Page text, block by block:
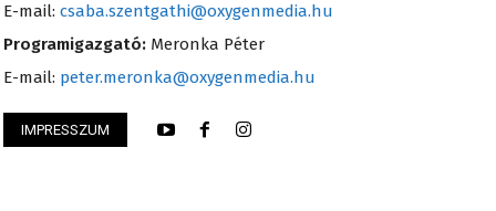
Mária – értékesítési vezető – 2014
E-mail: csaba.szentgathi@oxygenmedia.hu
Programigazgató: Meronka Péter
E-mail: peter.meronka@oxygenmedia.hu
IMPRESSZUM